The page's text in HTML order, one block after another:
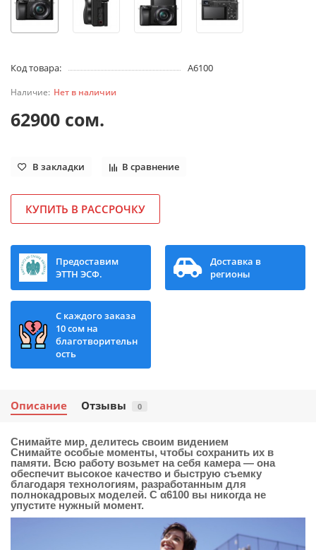
Код товара: A6100
Нет в наличии
62900 сом.
В закладки В сравнение
КУПИТЬ В РАССРОЧКУ
Предоставим
ЭТТН ЭСФ.
Доставка в
регионы
С каждого заказа
10 сом на
благотворительн
ость
Описание Отзывы 0
Снимайте мир, делитесь своим видением
Снимайте особые моменты, чтобы сохранить их в
памяти. Всю работу возьмет на себя камера — она
обеспечит высокое качество и быструю съемку
благодаря технологиям, разработанным для
полнокадровых моделей. С α6100 вы никогда не
упустите нужный момент.